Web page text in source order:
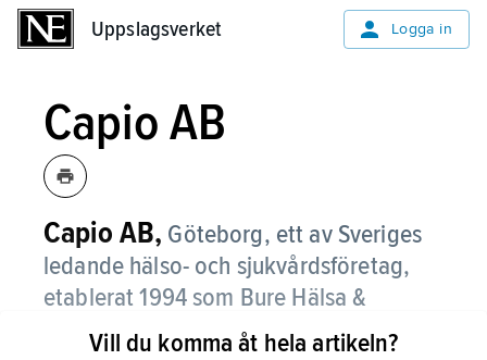
Uppslagsverket Logga in
Capio AB
Capio AB, Göteborg, ett av Sveriges
ledande hälso- och sjukvårdsföretag,
etablerat 1994 som Bure Hälsa &
Sjukvård AB.
Vill du komma åt hela artikeln?